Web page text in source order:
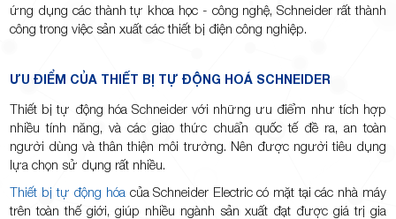
ứng dụng các thành tự khoa học - công nghệ, Schneider rất thành
công trong việc sản xuất các thiết bị điện công nghiệp.
ƯU ĐIỂM CỦA THIẾT BỊ TỰ ĐỘNG HOÁ SCHNEIDER
Thiết bị tự động hóa Schneider với những ưu điểm như tích hợp
nhiều tính năng, và các giao thức chuẩn quốc tế đề ra, an toàn
người dùng và thân thiện môi trường. Nên được người tiêu dụng
lựa chọn sử dụng rất nhiều.
Thiết bị tự động hóa của Schneider Electric có mặt tại các nhà máy
trên toàn thế giới, giúp nhiều ngành sản xuất đạt được giá trị gia